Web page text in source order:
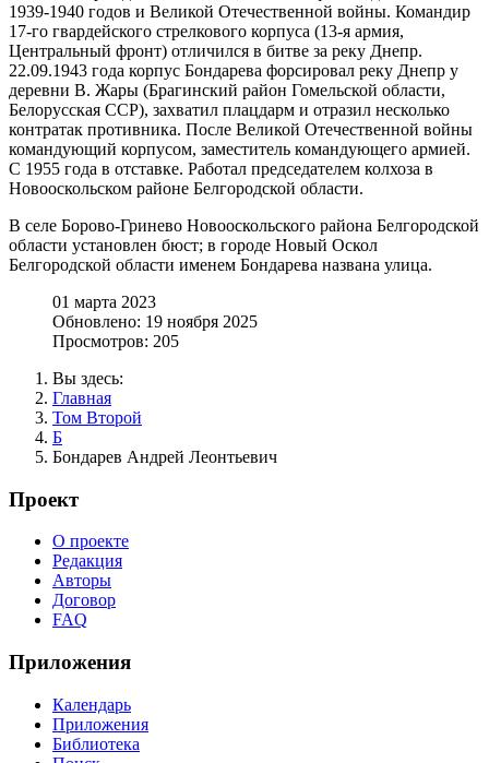
1939-1940 годов и Великой Отечественной войны. Командир
17-го гвардейского стрелкового корпуса (13-я армия,
Центральный фронт) отличился в битве за реку Днепр.
22.09.1943 года корпус Бондарева форсировал реку Днепр у
деревни В. Жары (Брагинский район Гомельской области,
Белорусская ССР), захватил плацдарм и отразил несколько
контратак противника. После Великой Отечественной войны
командующий корпусом, заместитель командующего армией.
С 1955 года в отставке. Работал председателем колхоза в
Новооскольском районе Белгородской области.
В селе Борово-Гринево Новооскольского района Белгородской
области установлен бюст; в городе Новый Оскол
Белгородской области именем Бондарева названа улица.
01 марта 2023
Обновлено: 19 ноября 2025
Просмотров: 205
Вы здесь:
Главная
Том Второй
Б
Бондарев Андрей Леонтьевич
Проект
О проекте
Редакция
Авторы
Договор
FAQ
Приложения
Календарь
Приложения
Библиотека